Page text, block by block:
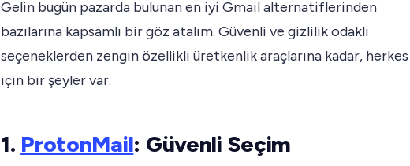
Gelin bugün pazarda bulunan en iyi Gmail alternatiflerinden
bazılarına kapsamlı bir göz atalım. Güvenli ve gizlilik odaklı
seçeneklerden zengin özellikli üretkenlik araçlarına kadar, herkes
için bir şeyler var.
1. ProtonMail: Güvenli Seçim